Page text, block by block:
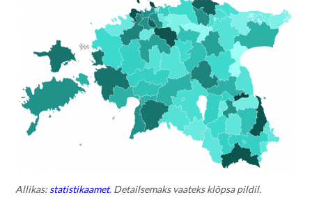
Allikas: statistikaamet. Detailsemaks vaateks klõpsa pildil.